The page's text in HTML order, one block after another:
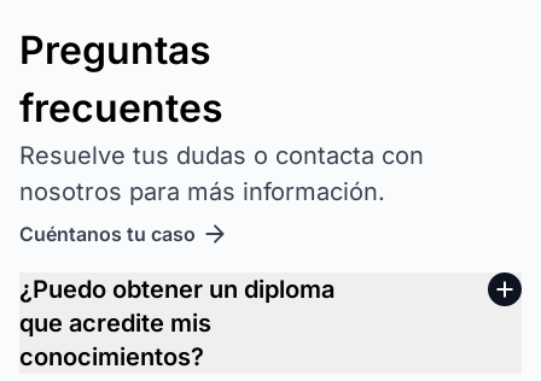
Preguntas
frecuentes
Resuelve tus dudas o contacta con
nosotros para más información.
Cuéntanos tu caso
¿Puedo obtener un diploma
que acredite mis
conocimientos?